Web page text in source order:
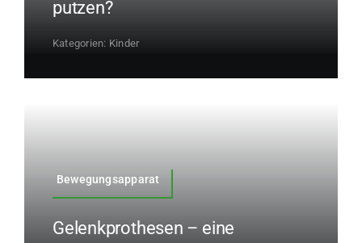
putzen?
Kategorien: Kinder
Bewegungsapparat
Gelenkprothesen – eine